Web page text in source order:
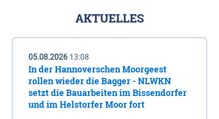
AKTUELLES
05.08.2026 13:08
In der Hannoverschen Moorgeest
rollen wieder die Bagger - NLWKN
setzt die Bauarbeiten im Bissendorfer
und im Helstorfer Moor fort